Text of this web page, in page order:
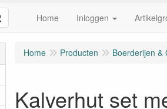
Zoeken Home Inloggen
Home Producten Boerderijen &
Kalverhut set